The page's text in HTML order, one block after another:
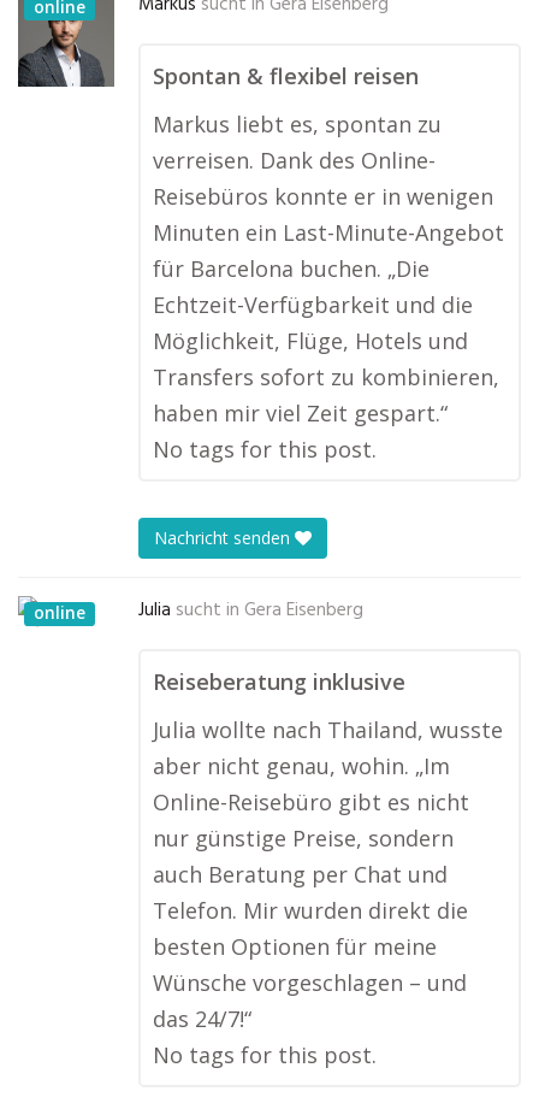
online
Spontan & flexibel reisen
Markus liebt es, spontan zu
verreisen. Dank des Online-
Reisebüros konnte er in wenigen
Minuten ein Last-Minute-Angebot
für Barcelona buchen. „Die
Echtzeit-Verfügbarkeit und die
Möglichkeit, Flüge, Hotels und
Transfers sofort zu kombinieren,
haben mir viel Zeit gespart.“
No tags for this post.
Nachricht senden
online Julia sucht in Gera Eisenberg
Reiseberatung inklusive
Julia wollte nach Thailand, wusste
aber nicht genau, wohin. „Im
Online-Reisebüro gibt es nicht
nur günstige Preise, sondern
auch Beratung per Chat und
Telefon. Mir wurden direkt die
besten Optionen für meine
Wünsche vorgeschlagen – und
das 24/7!“
No tags for this post.